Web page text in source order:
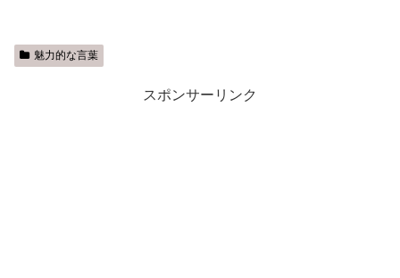
魅力的な言葉
スポンサーリンク